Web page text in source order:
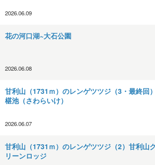
2026.06.09
花の河口湖~大石公園
2026.06.08
甘利山（1731ｍ）のレンゲツツジ（3・最終回）
椹池（さわらいけ）
2026.06.07
甘利山（1731ｍ）のレンゲツツジ（2）甘利山
リーンロッジ